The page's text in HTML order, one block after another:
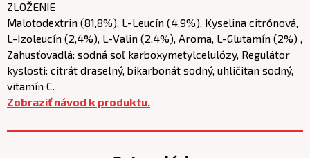
ZLOŽENIE
Malotodextrin (81,8%), L-Leucín (4,9%), Kyselina citrónová,
L-Izoleucín (2,4%), L-Valin (2,4%), Aroma, L-Glutamín (2%) ,
Zahusťovadlá: sodná soľ karboxymetylcelulózy, Regulátor
kyslosti: citrát draselný, bikarbonát sodný, uhličitan sodný,
vitamín C.
Zobraziť návod k produktu.